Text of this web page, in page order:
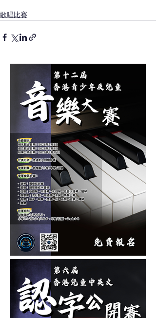
歌唱比賽
第十二屆香港青少年及兒童
音樂大賽-音樂比賽-鋼琴比
賽-管弦樂比賽